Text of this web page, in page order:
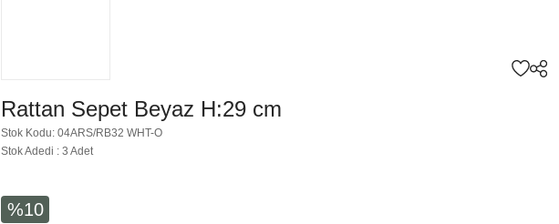
Rattan Sepet Beyaz H:29 cm
Stok Kodu: 04ARS/RB32 WHT-O
Stok Adedi : 3 Adet
%10